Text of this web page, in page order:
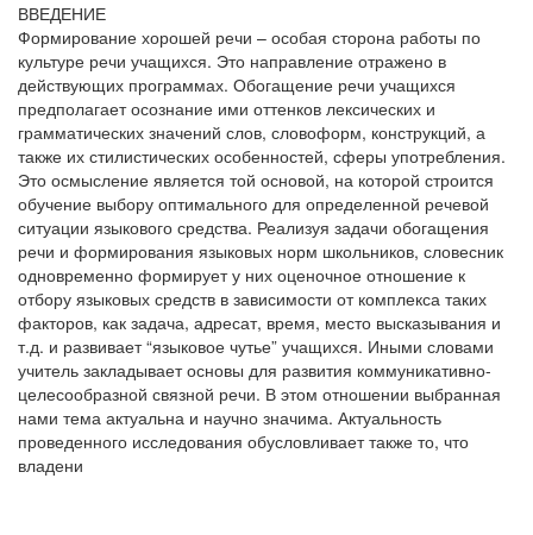
ВВЕДЕНИЕ
Формирование хорошей речи – особая сторона работы по
культуре речи учащихся. Это направление отражено в
действующих программах. Обогащение речи учащихся
предполагает осознание ими оттенков лексических и
грамматических значений слов, словоформ, конструкций, а
также их стилистических особенностей, сферы употребления.
Это осмысление является той основой, на которой строится
обучение выбору оптимального для определенной речевой
ситуации языкового средства. Реализуя задачи обогащения
речи и формирования языковых норм школьников, словесник
одновременно формирует у них оценочное отношение к
отбору языковых средств в зависимости от комплекса таких
факторов, как задача, адресат, время, место высказывания и
т.д. и развивает “языковое чутье” учащихся. Иными словами
учитель закладывает основы для развития коммуникативно-
целесообразной связной речи. В этом отношении выбранная
нами тема актуальна и научно значима. Актуальность
проведенного исследования обусловливает также то, что
владени